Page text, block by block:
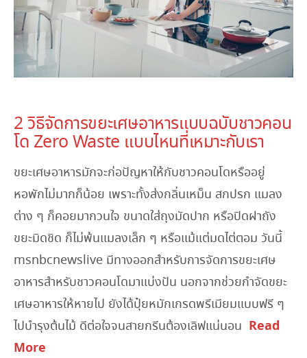
2 วิธีจัดการขยะเศษอาหารแบบฉบับชาวคอน
โด Zero Waste แบบไหนที่เหมาะกับเรา
ขยะเศษอาหารมักจะก่อปัญหาให้กับชาวคอนโดหรืออยู่
หอพักไม่มากก็น้อย เพราะทั้งส่งกลิ่นเหม็น สกปรก แมลง
ต่าง ๆ ก็คอยมากวนใจ ขนาดใส่ถุงมัดปาก หรือปิดฝาถัง
ขยะมิดชิด ก็ไม่พ้นแมลงเล็ก ๆ หรือแม้แต่มดไต่ตอม วันนี้
msnbcnewslive มีทางออกสำหรับการจัดการขยะเศษ
อาหารสำหรับชาวคอนโดมาแบ่งปัน นอกจากช่วยกำจัดขยะ
เศษอาหารให้หายไป ยังได้ปุ๋ยหมักเกรดพรีเมียมแบบฟรี ๆ
ไปบำรุงต้นไม้ ดีต่อใจจนสายกรีนต้องเลิฟแน่นอน Read
More